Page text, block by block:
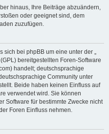
hinaus, Ihre Beiträge abzuändern,
oder geeignet sind, dem
zuzufügen.
sich bei phpBB um eine unter der „
(GPL) bereitgestellten Foren-Software
handelt; deutschsprachige
Community unter
Beide haben keinen Einfluss auf
verwendet wird. Sie können
Software für bestimmte Zwecke nicht
Foren Einfluss nehmen.